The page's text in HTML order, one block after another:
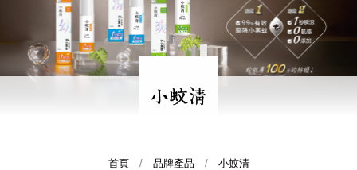
繁體中文
English
所有品牌
香氛去味
首頁 品牌產品 小蚊清